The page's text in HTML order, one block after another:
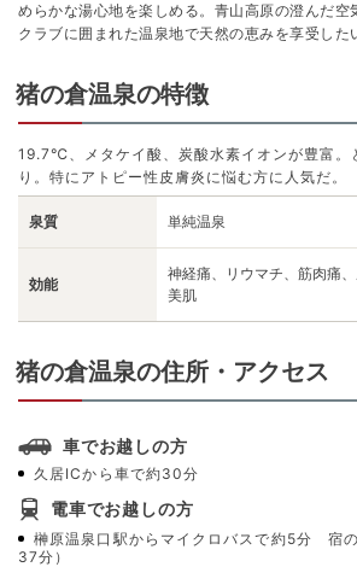
めらかな湯心地を楽しめる。青山高原の澄んだ空
クラブに囲まれた温泉地で天然の恵みを享受した
猪の倉温泉の特徴
19.7℃、メタケイ酸、炭酸水素イオンが豊富。
り。特にアトピー性皮膚炎に悩む方に人気だ。
泉質 単純温泉
効能
神経痛、リウマチ、筋肉痛、
美肌
猪の倉温泉の住所・アクセス
車でお越しの方
久居ICから車で約30分
電車でお越しの方
榊原温泉口駅からマイクロバスで約5分 宿の
37分）